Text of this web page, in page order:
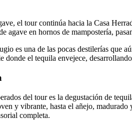
el tour continúa hacia la Casa
agave en hornos de mampostería,
es una de las pocas destilerías que
donde el tequila envejece,
del tour es la degustación de
y vibrante, hasta el añejo,
completa.